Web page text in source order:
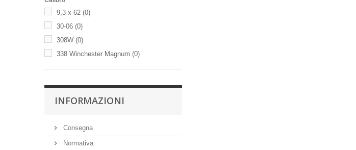
9,3 x 62 (0)
30-06 (0)
308W (0)
338 Winchester Magnum (0)
INFORMAZIONI
Consegna
Normativa